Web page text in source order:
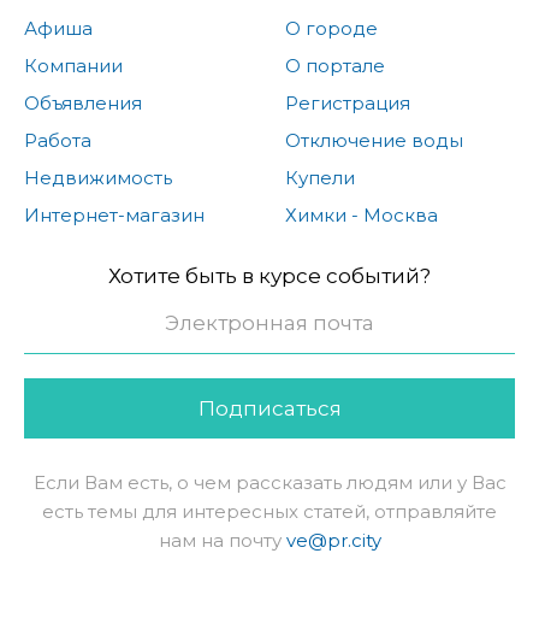
Афиша
Компании
Объявления
Работа
Недвижимость
Интернет-магазин
О городе
О портале
Регистрация
Отключение воды
Купели
Химки - Москва
Хотите быть в курсе событий?
Подписаться
Если Вам есть, о чем рассказать людям или у Вас
есть темы для интересных статей, отправляйте
нам на почту ve@pr.city